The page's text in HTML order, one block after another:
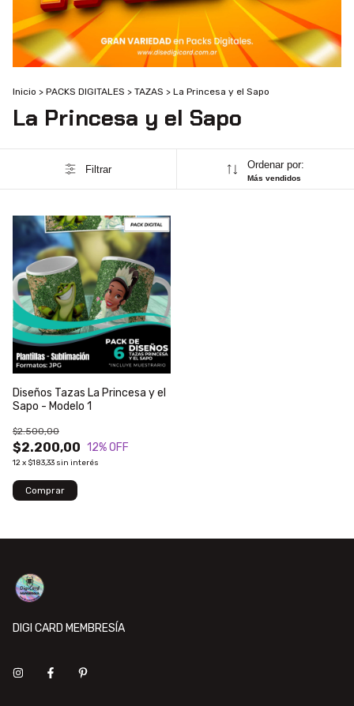
Inicio > PACKS DIGITALES > TAZAS > La Princesa y el Sapo
La Princesa y el Sapo
Filtrar Ordenar por:
Más vendidos
Diseños Tazas La Princesa y el
Sapo - Modelo 1
$2.200,00
$2.500,00
12% OFF
12x $183,33 sin interés
DIGI CARD MEMBRESÍA